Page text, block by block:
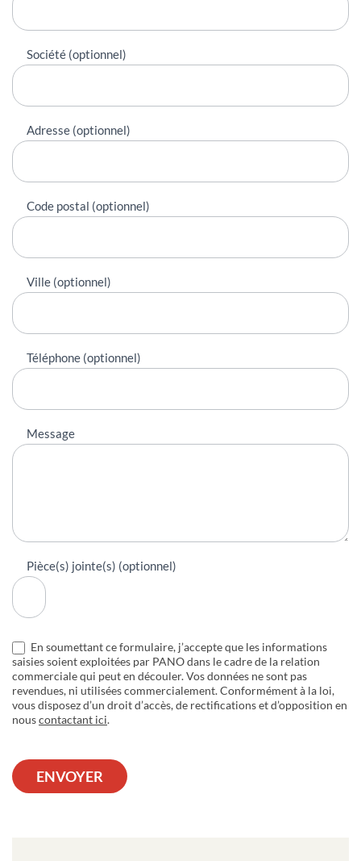
Société (optionnel)
Adresse (optionnel)
Code postal (optionnel)
Ville (optionnel)
Téléphone (optionnel)
Message
Pièce(s) jointe(s) (optionnel)
En soumettant ce formulaire, j’accepte que les informations
saisies soient exploitées par PANO dans le cadre de la relation
commerciale qui peut en découler. Vos données ne sont pas
revendues, ni utilisées commercialement. Conformément à la loi,
vous disposez d’un droit d’accès, de rectifications et d’opposition en
nouscontactant ici.
ENVOYER